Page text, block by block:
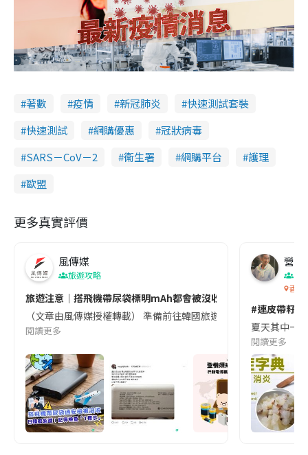
著數 疫情 新冠肺炎
快速測試套裝
快速測試
網購優惠
冠狀病毒
SARS－CoV－2
衞生署 網購平台
護理
歐盟
更多真實評價
風傳媒
旅遊攻略
旅遊注意｜搭飛機帶尿袋標明mAh都會被沒收😱出發前切記檢查
（文章由風傳媒授權轉載） 準備前往韓國旅遊的民眾，近期要
閱讀更多
營養
香港
#連皮帶籽
夏天其中一
閱讀更多